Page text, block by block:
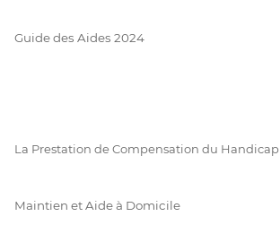
Guide des Aides 2024
La Prestation de Compensation du Handicap
Maintien et Aide à Domicile